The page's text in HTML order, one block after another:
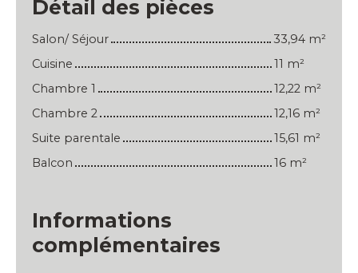
Détail des pièces
Salon/ Séjour
33,94 m²
Cuisine
11 m²
Chambre 1
12,22 m²
Chambre 2
12,16 m²
Suite parentale
15,61 m²
Balcon
16 m²
Informations
complémentaires